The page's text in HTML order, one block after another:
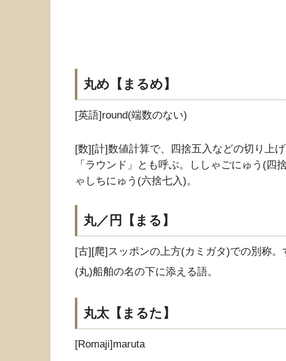
丸め【まるめ】
[英語]round(端数のない)
[数][計]数値計算で、四捨五入などの切り上
「ラウンド」とも呼ぶ。ししゃごにゅう(
ゃしちにゅう(六捨七入)。
丸／円【まる】
[古][爬]スッポンの上方(カミガタ)での別称。
(丸)船舶の名の下に添える語。
丸太【まるた】
[Romaji]maruta